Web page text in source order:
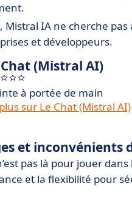
Mistral IA ne cherche
et développeurs.
(Mistral AI)
à portée de main
sur Le Chat (Mistral AI)
et inconvénients
pas là pour jouer
et la flexibilité pour